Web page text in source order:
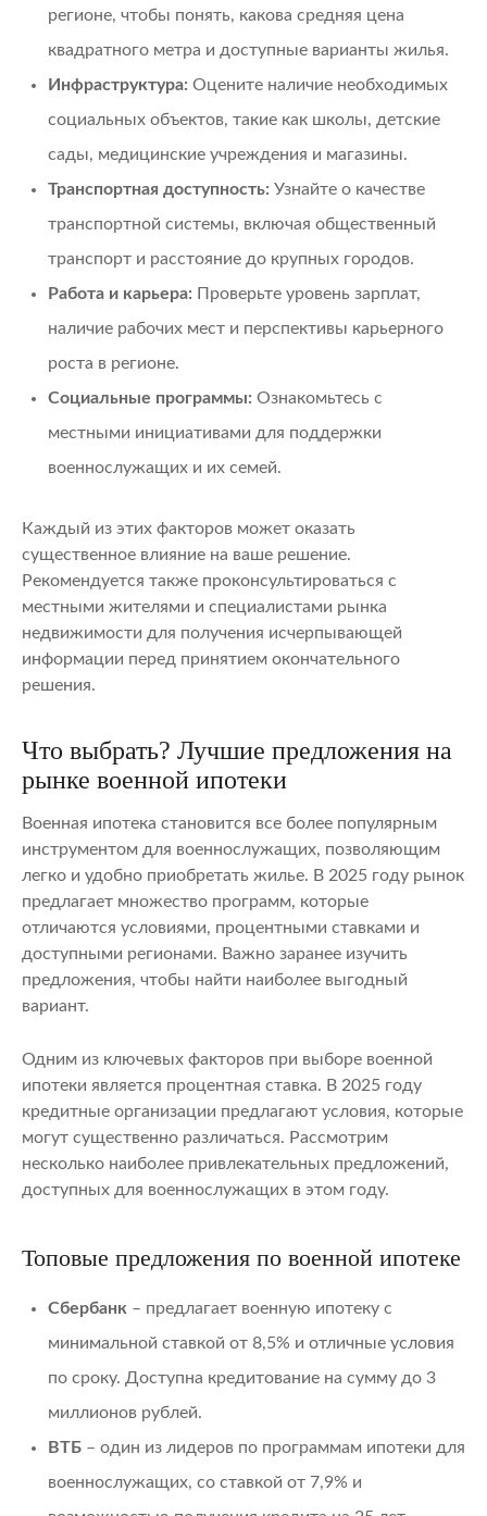
регионе, чтобы понять, какова средняя цена
квадратного метра и доступные варианты жилья.
Инфраструктура: Оцените наличие необходимых
социальных объектов, такие как школы, детские
сады, медицинские учреждения и магазины.
Транспортная доступность: Узнайте о качестве
транспортной системы, включая общественный
транспорт и расстояние до крупных городов.
Работа и карьера: Проверьте уровень зарплат,
наличие рабочих мест и перспективы карьерного
роста в регионе.
Социальные программы: Ознакомьтесь с
местными инициативами для поддержки
военнослужащих и их семей.
Каждый из этих факторов может оказать
существенное влияние на ваше решение.
Рекомендуется также проконсультироваться с
местными жителями и специалистами рынка
недвижимости для получения исчерпывающей
информации перед принятием окончательного
решения.
Что выбрать? Лучшие предложения на
рынке военной ипотеки
Военная ипотека становится все более популярным
инструментом для военнослужащих, позволяющим
легко и удобно приобретать жилье. В 2025 году рынок
предлагает множество программ, которые
отличаются условиями, процентными ставками и
доступными регионами. Важно заранее изучить
предложения, чтобы найти наиболее выгодный
вариант.
Одним из ключевых факторов при выборе военной
ипотеки является процентная ставка. В 2025 году
кредитные организации предлагают условия, которые
могут существенно различаться. Рассмотрим
несколько наиболее привлекательных предложений,
доступных для военнослужащих в этом году.
Топовые предложения по военной ипотеке
Сбербанк – предлагает военную ипотеку с
минимальной ставкой от 8,5% и отличные условия
по сроку. Доступна кредитование на сумму до 3
миллионов рублей.
ВТБ – один из лидеров по программам ипотеки для
военнослужащих, со ставкой от 7,9% и